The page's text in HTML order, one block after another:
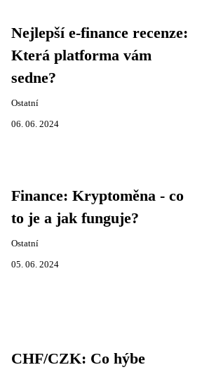
Nejlepší e-finance recenze:
Která platforma vám
sedne?
Ostatní
06. 06. 2024
Finance: Kryptoměna - co
to je a jak funguje?
Ostatní
05. 06. 2024
CHF/CZK: Co hýbe